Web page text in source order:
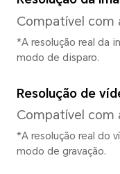
Tipo de
Octa-